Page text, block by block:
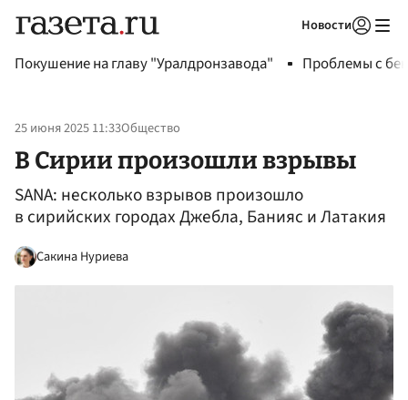
Новости
Покушение на главу "Уралдронзавода" Проблемы с
25 июня 2025 11:33Общество
В Сирии произошли взрывы
SANA: несколько взрывов произошло
в сирийских городах Джебла, Банияс и Латакия
Сакина Нуриева